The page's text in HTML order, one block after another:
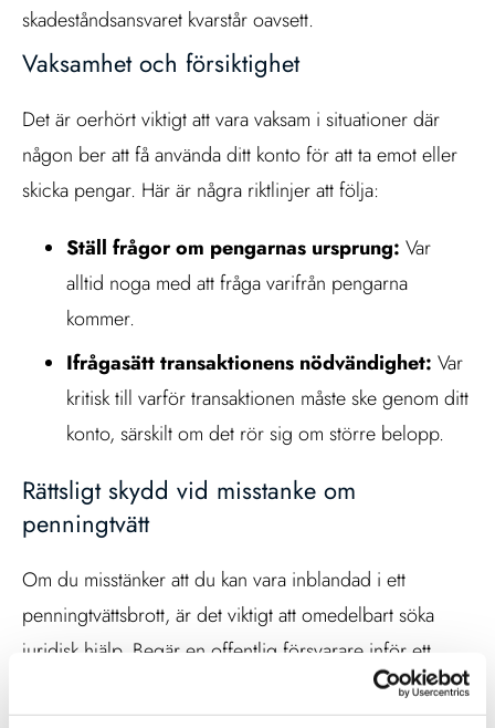
skadeståndsansvaret kvarstår oavsett.
Vaksamhet och försiktighet
Det är oerhört viktigt att vara vaksam i situationer där
någon ber att få använda ditt konto för att ta emot eller
skicka pengar. Här är några riktlinjer att följa:
Ställ frågor om pengarnas ursprung: Var
alltid noga med att fråga varifrån pengarna
kommer.
Ifrågasätt transaktionens nödvändighet: Var
kritisk till varför transaktionen måste ske genom ditt
konto, särskilt om det rör sig om större belopp.
Rättsligt skydd vid misstanke om
penningtvätt
Om du misstänker att du kan vara inblandad i ett
penningtvättsbrott, är det viktigt att omedelbart söka
juridisk hjälp. Begär en offentlig försvarare inför ett
förhör för att säkerställa att dina rättigheter skyddas och
att du får korrekt juridisk rådgivning.